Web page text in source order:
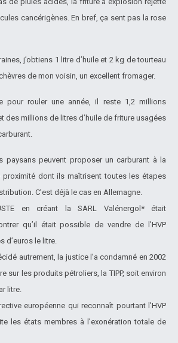
cancérigènes. En bref, ça sent pas la rose
j’obtiens 1 litre d’huile et 2 kg de tourteau
de mon voisin, un excellent fromager.
pour rouler une année, il reste 1,2 millions
des millions de litres d’huile de friture usagées
paysans peuvent proposer un carburant à la
proximité dont ils maîtrisent toutes les étapes
C’est déjà le cas en Allemagne.
en créant la SARL Valénergol* était
qu’il était possible de vendre de l’HVP
d’euros le litre.
autrement, la justice l’a condamné en 2002
sur les produits pétroliers, la TIPP, soit environ
litre.
européenne qui reconnaît pourtant l’HVP
les états membres à l’exonération totale de